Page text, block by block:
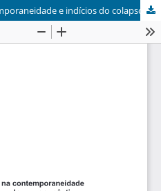
Relações amorosas na contemporaneidade e indícios do colapso do amor romântico (solidão cibernética?)